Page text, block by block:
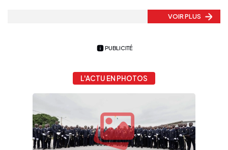
VOIR PLUS
PUBLICITÉ
L'ACTU EN PHOTOS